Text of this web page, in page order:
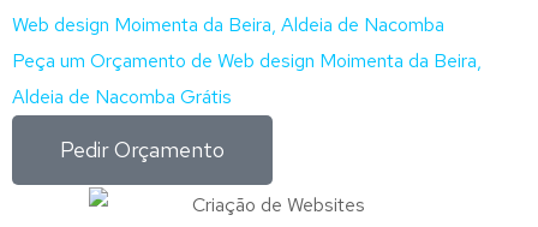
Web design Moimenta da Beira, Aldeia de Nacomba
Peça um Orçamento de Web design Moimenta da Beira,
Aldeia de Nacomba Grátis
Pedir Orçamento